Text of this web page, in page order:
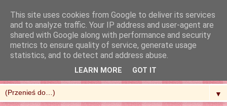
R'n'G Kitchen
▼
This site uses cookies from Google to deliver its services
and to analyze traffic. Your IP address and user-agent are
shared with Google along with performance and security
metrics to ensure quality of service, generate usage
statistics, and to detect and address abuse.
LEARN MORE GOT IT